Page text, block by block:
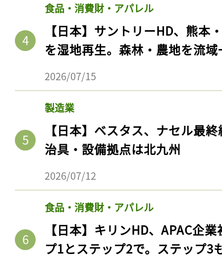
食品・消費財・アパレル
【日本】サントリーHD、熊本
を湿地再生。森林・農地を流
2026/07/15
製造業
【日本】ベスタス、ナセル最
治具・設備拠点は北九州
2026/07/12
食品・消費財・アパレル
【日本】キリンHD、APAC企
プ1とステップ2で。ステップ3